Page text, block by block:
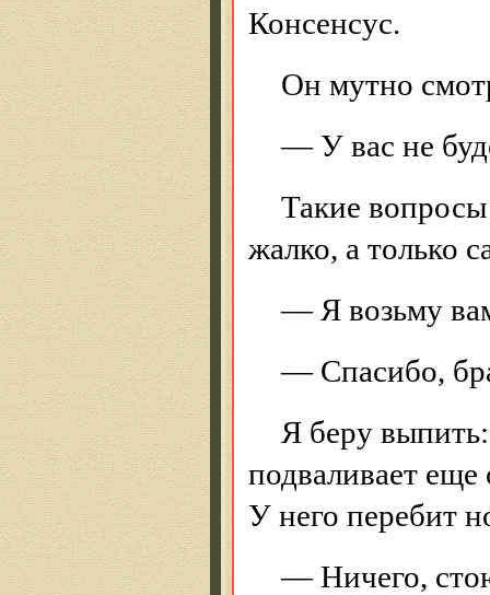
Консенсус.
Он мутно
— У вас не
Такие
жалко, а только
— Я возьму
— Спасибо,
Я беру
подваливает
У него перебит
— Ничего,